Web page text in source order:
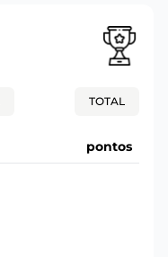
TOTAL
pontos